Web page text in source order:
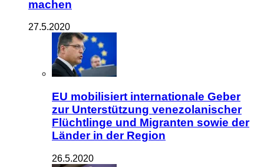
machen
27.5.2020
EU mobilisiert internationale Geber
zur Unterstützung venezolanischer
Flüchtlinge und Migranten sowie der
Länder in der Region
26.5.2020